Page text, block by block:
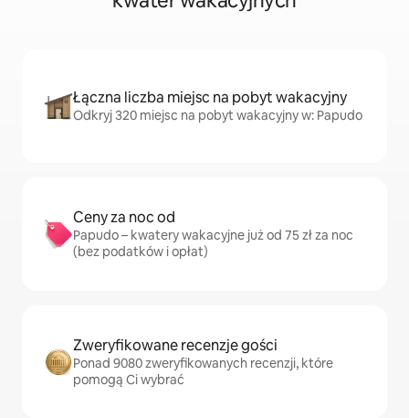
Łączna liczba miejsc na pobyt wakacyjny
Odkryj 320 miejsc na pobyt wakacyjny w: Papudo
Ceny za noc od
Papudo – kwatery wakacyjne już od 75 zł za noc
(bez podatków i opłat)
Zweryfikowane recenzje gości
Ponad 9080 zweryfikowanych recenzji, które
pomogą Ci wybrać